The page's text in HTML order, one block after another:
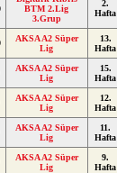
BTM 2.Lig
3.Grup
2.
Hafta
AKSA A2 Süper
Lig
13.
Hafta
AKSA A2 Süper
Lig
15.
Hafta
AKSA A2 Süper
Lig
12.
Hafta
AKSA A2 Süper
Lig
11.
Hafta
AKSA A2 Süper
Lig
9.
Hafta